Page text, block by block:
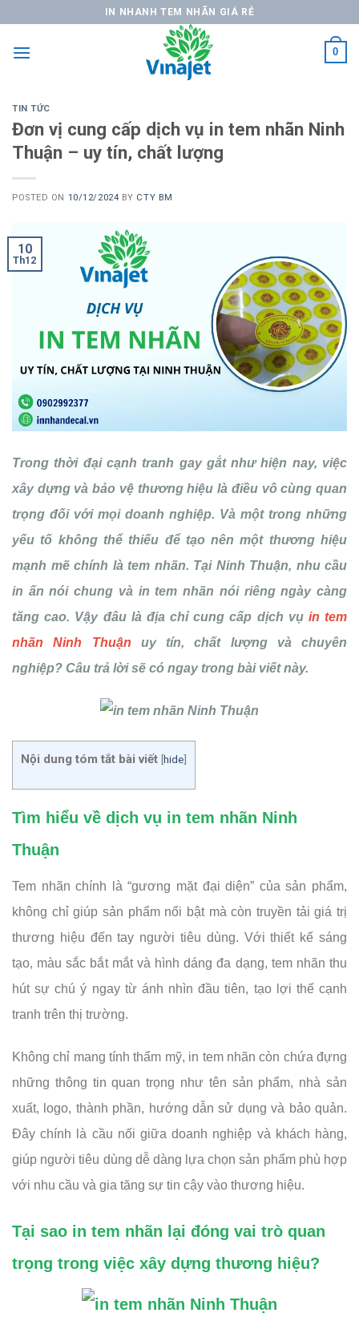
content
IN NHANH TEM NHÃN GIÁ RẺ
0
TIN TỨC
Đơn vị cung cấp dịch vụ in tem nhãn Ninh
Thuận – uy tín, chất lượng
POSTED ON 10/12/2024 BY CTY BM
10
Th12
Trong thời đại cạnh tranh gay gắt như hiện nay, việc
xây dựng và bảo vệ thương hiệu là điều vô cùng quan
trọng đối với mọi doanh nghiệp. Và một trong những
yếu tố không thể thiếu để tạo nên một thương hiệu
mạnh mẽ chính là tem nhãn. Tại Ninh Thuận, nhu cầu
in ấn nói chung và in tem nhãn nói riêng ngày càng
tăng cao. Vậy đâu là địa chỉ cung cấp dịch vụ in tem
nhãn Ninh Thuận uy tín, chất lượng và chuyên
nghiệp? Câu trả lời sẽ có ngay trong bài viết này.
Nội dung tóm tắt bài viết [hide]
Tìm hiểu về dịch vụ in tem nhãn Ninh
Thuận
Tem nhãn chính là “gương mặt đại diện” của sản phẩm,
không chỉ giúp sản phẩm nổi bật mà còn truyền tải giá trị
thương hiệu đến tay người tiêu dùng. Với thiết kế sáng
tạo, màu sắc bắt mắt và hình dáng đa dạng, tem nhãn thu
hút sự chú ý ngay từ ánh nhìn đầu tiên, tạo lợi thế cạnh
tranh trên thị trường.
Không chỉ mang tính thẩm mỹ, in tem nhãn còn chứa đựng
những thông tin quan trọng như tên sản phẩm, nhà sản
xuất, logo, thành phần, hướng dẫn sử dụng và bảo quản.
Đây chính là cầu nối giữa doanh nghiệp và khách hàng,
giúp người tiêu dùng dễ dàng lựa chọn sản phẩm phù hợp
với nhu cầu và gia tăng sự tin cậy vào thương hiệu.
Tại sao in tem nhãn lại đóng vai trò quan
trọng trong việc xây dựng thương hiệu?